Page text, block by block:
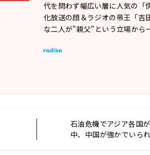
代を問わず幅広い層に人気の「
化放送の顔＆ラジオの帝王「吉
な二人が”親父”という立場か
石油危機でアジア各国
中、中国が強かでいら